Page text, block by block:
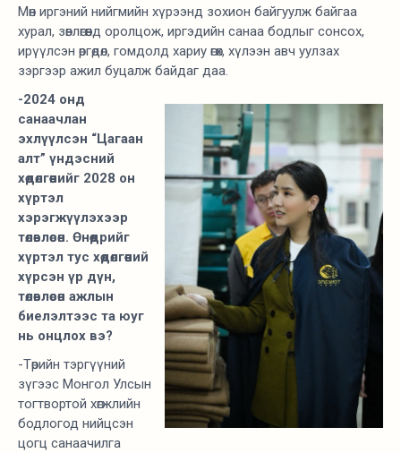
Мөн иргэний нийгмийн хүрээнд зохион байгуулж байгаа
хурал, зөвлөгөөнд оролцож, иргэдийн санаа бодлыг сонсох,
ирүүлсэн өргөдөл, гомдолд хариу өгөх, хүлээн авч уулзах
зэргээр ажил буцалж байдаг даа.
-2024 онд
санаачлан
эхлүүлсэн “Цагаан
алт” үндэсний
хөдөлгөөнийг 2028 он
хүртэл
хэрэгжүүлэхээр
төлөвлөсөн. Өнөөдрийг
хүртэл тус хөдөлгөөний
хүрсэн үр дүн,
төлөвлөсөн ажлын
биелэлтээс та юуг
нь онцлох вэ?
-Төрийн тэргүүний
зүгээс Монгол Улсын
тогтвортой хөгжлийн
бодлогод нийцсэн
цогц санаачилга